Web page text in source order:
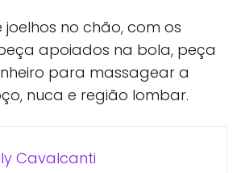
no chão, com os
apoiados na bola, peça
para massagear a
nuca e região lombar.
Cavalcanti